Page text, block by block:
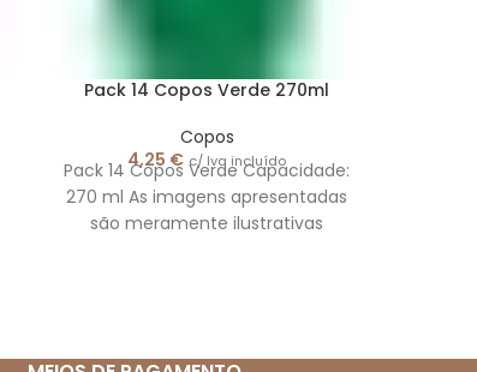
Pack 14 Copos Verde 270ml
Copos
4,25 € c/ Iva incluído
Pack 14 Copos Verde Capacidade:
270 ml As imagens apresentadas
são meramente ilustrativas